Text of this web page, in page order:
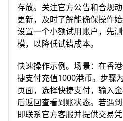
存放。关注官方公告和合规
更新，及时了解能确保操作
设置一个小额试用账户，先
模，以降低试错成本。
快速操作示例。场景：在香
捷支付充值1000港币。步骤
页面，选择快捷支付，输入
后返回查看到账状态。若遇
即联系官方客服并提供交易凭